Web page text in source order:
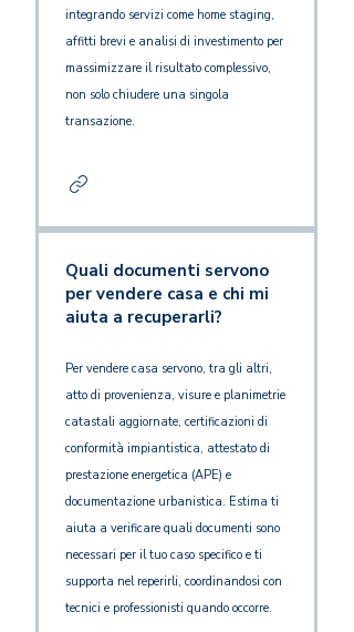
integrando servizi come home staging,
affitti brevi e analisi di investimento per
massimizzare il risultato complessivo,
non solo chiudere una singola
transazione.
Quali documenti servono
per vendere casa e chi mi
aiuta a recuperarli?
Per vendere casa servono, tra gli altri,
atto di provenienza, visure e planimetrie
catastali aggiornate, certificazioni di
conformità impiantistica, attestato di
prestazione energetica (APE) e
documentazione urbanistica. Estima ti
aiuta a verificare quali documenti sono
necessari per il tuo caso specifico e ti
supporta nel reperirli, coordinandosi con
tecnici e professionisti quando occorre.